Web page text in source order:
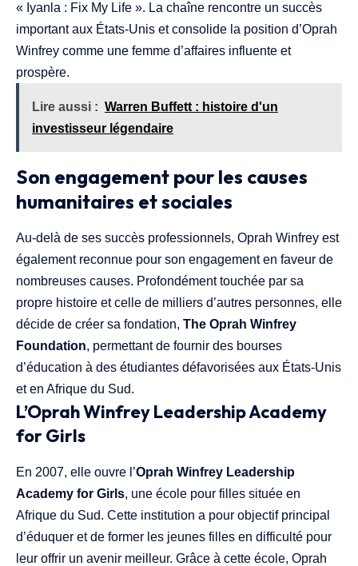
« Iyanla : Fix My Life ». La chaîne rencontre un succès
important aux États-Unis et consolide la position d’Oprah
Winfrey comme une femme d’affaires influente et
prospère.
Lire aussi : Warren Buffett : histoire d'un
investisseur légendaire
Son engagement pour les causes
humanitaires et sociales
Au-delà de ses succès professionnels, Oprah Winfrey est
également reconnue pour son engagement en faveur de
nombreuses causes. Profondément touchée par sa
propre histoire et celle de milliers d’autres personnes, elle
décide de créer sa fondation, The Oprah Winfrey
Foundation, permettant de fournir des bourses
d’éducation à des étudiantes défavorisées aux États-Unis
et en Afrique du Sud.
L’Oprah Winfrey Leadership Academy
for Girls
En 2007, elle ouvre l’Oprah Winfrey Leadership
Academy for Girls, une école pour filles située en
Afrique du Sud. Cette institution a pour objectif principal
d’éduquer et de former les jeunes filles en difficulté pour
leur offrir un avenir meilleur. Grâce à cette école, Oprah